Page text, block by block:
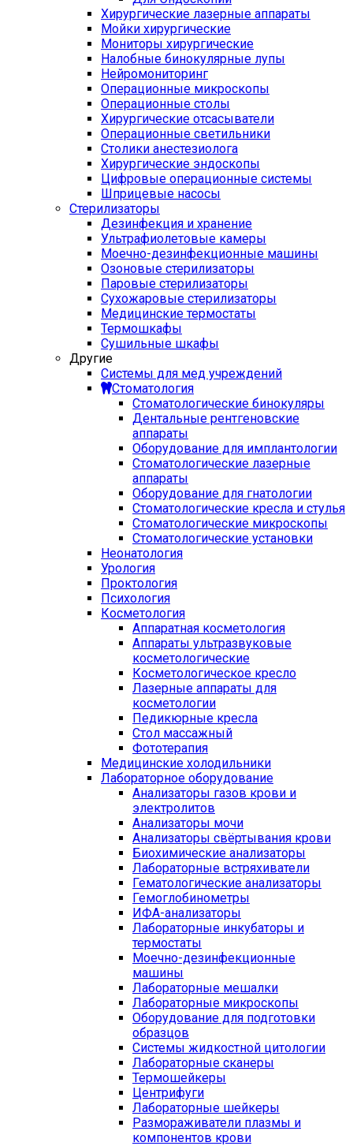
Хирургические лазерные аппараты
Мойки хирургические
Мониторы хирургические
Налобные бинокулярные лупы
Нейромониторинг
Операционные микроскопы
Операционные столы
Хирургические отсасыватели
Операционные светильники
Столики анестезиолога
Хирургические эндоскопы
Цифровые операционные системы
Шприцевые насосы
Стерилизаторы
Дезинфекция и хранение
Ультрафиолетовые камеры
Моечно-дезинфекционные машины
Озоновые стерилизаторы
Паровые стерилизаторы
Сухожаровые стерилизаторы
Медицинские термостаты
Термошкафы
Сушильные шкафы
Другие
Системы для мед учреждений
Стоматология
Стоматологические бинокуляры
Дентальные рентгеновские
аппараты
Оборудование для имплантологии
Стоматологические лазерные
аппараты
Оборудование для гнатологии
Стоматологические кресла и стулья
Стоматологические микроскопы
Стоматологические установки
Неонатология
Урология
Проктология
Психология
Косметология
Аппаратная косметология
Аппараты ультразвуковые
косметологические
Косметологическое кресло
Лазерные аппараты для
косметологии
Педикюрные кресла
Стол массажный
Фототерапия
Медицинские холодильники
Лабораторное оборудование
Анализаторы газов крови и
электролитов
Анализаторы мочи
Анализаторы свёртывания крови
Биохимические анализаторы
Лабораторные встряхиватели
Гематологические анализаторы
Гемоглобинометры
ИФА-анализаторы
Лабораторные инкубаторы и
термостаты
Моечно-дезинфекционные
машины
Лабораторные мешалки
Лабораторные микроскопы
Оборудование для подготовки
образцов
Системы жидкостной цитологии
Лабораторные сканеры
Термошейкеры
Центрифуги
Лабораторные шейкеры
Размораживатели плазмы и
компонентов крови